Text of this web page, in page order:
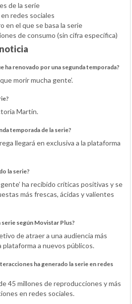
de la serie
redes sociales
en el que se basa la serie
de consumo (sin cifra específica)
ha renovado por una segunda temporada?
morir mucha gente’.
Martín.
temporada de la serie?
llegará en exclusiva a la plataforma
la serie?
ha recibido críticas positivas y se
más frescas, ácidas y valientes
según Movistar Plus?
de atraer a una audiencia más
plataforma a nuevos públicos.
ha generado la serie en redes
45 millones de reproducciones y más
en redes sociales.